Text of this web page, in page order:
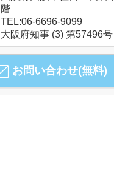
階
TEL:06-6696-9099
大阪府知事 (3) 第57496号
お問い合わせ(無料)